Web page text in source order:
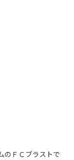
のＦＣブラストで